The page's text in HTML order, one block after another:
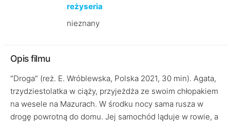
reżyseria
nieznany
Opis filmu
"Droga" (reż. E. Wróblewska, Polska 2021, 30 min). Agata,
trzydziestolatka w ciąży, przyjeżdża ze swoim chłopakiem
na wesele na Mazurach. W środku nocy sama rusza w
drogę powrotną do domu. Jej samochód ląduje w rowie, a